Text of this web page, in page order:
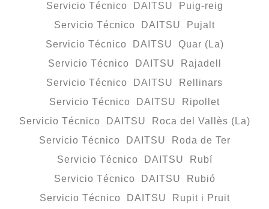
Servicio Técnico DAITSU Puig-reig
Servicio Técnico DAITSU Pujalt
Servicio Técnico DAITSU Quar (La)
Servicio Técnico DAITSU Rajadell
Servicio Técnico DAITSU Rellinars
Servicio Técnico DAITSU Ripollet
Servicio Técnico DAITSU Roca del Vallès (La)
Servicio Técnico DAITSU Roda de Ter
Servicio Técnico DAITSU Rubí
Servicio Técnico DAITSU Rubió
Servicio Técnico DAITSU Rupit i Pruit